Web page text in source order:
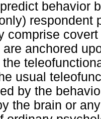
behavior
respondent
comprise
anchored
the
usual
by the
the brain or